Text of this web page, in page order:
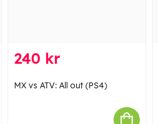
240 kr
MX vs ATV: All out (PS4)